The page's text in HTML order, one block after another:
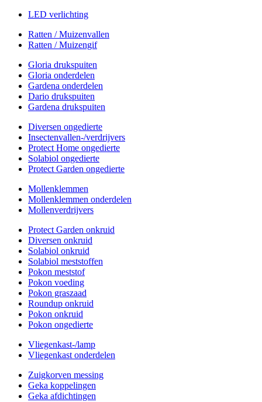
LED verlichting
Ratten / Muizenvallen
Ratten / Muizengif
Gloria drukspuiten
Gloria onderdelen
Gardena onderdelen
Dario drukspuiten
Gardena drukspuiten
Diversen ongedierte
Insectenvallen-/verdrijvers
Protect Home ongedierte
Solabiol ongedierte
Protect Garden ongedierte
Mollenklemmen
Mollenklemmen onderdelen
Mollenverdrijvers
Protect Garden onkruid
Diversen onkruid
Solabiol onkruid
Solabiol meststoffen
Pokon meststof
Pokon voeding
Pokon graszaad
Roundup onkruid
Pokon onkruid
Pokon ongedierte
Vliegenkast-/lamp
Vliegenkast onderdelen
Zuigkorven messing
Geka koppelingen
Geka afdichtingen